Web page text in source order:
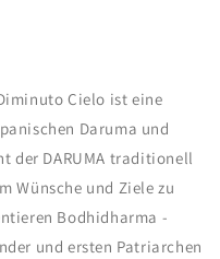
Cielo ist eine
Daruma und
der DARUMA traditionell
Wünsche und Ziele zu
Bodhidharma -
und ersten Patriarchen